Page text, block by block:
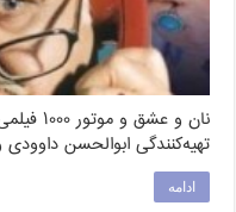
نان و
تهیه‌کنندگی ابوالحسن
ادامه